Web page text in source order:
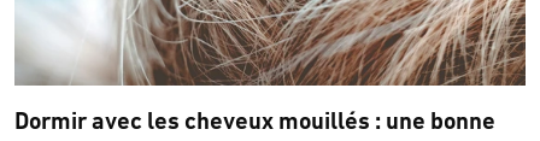
Dormir avec les cheveux mouillés : une bonne